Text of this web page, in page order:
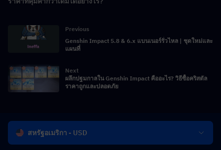
Previous
Genshin Impact 5.8 & 6.x แบนเนอร์รั่วไหล | ชุดใหม่และ
แผนที่
Next
ผลึกปฐมกาลใน Genshin Impact คืออะไร? วิธีซื้อคริสตัล
ราคาถูกและปลอดภัย
สหรัฐอเมริกา - USD